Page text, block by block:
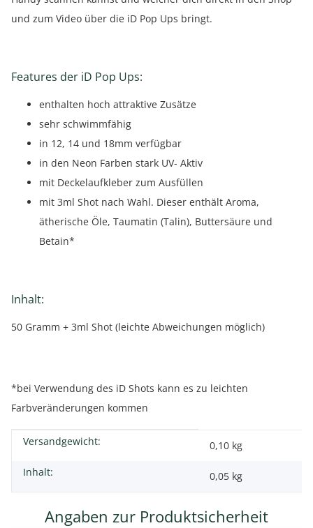
und zum Video über die iD Pop Ups bringt.
Features der iD Pop Ups:
enthalten hoch attraktive Zusätze
sehr schwimmfähig
in 12, 14 und 18mm verfügbar
in den Neon Farben stark UV- Aktiv
mit Deckelaufkleber zum Ausfüllen
mit 3ml Shot nach Wahl. Dieser enthält Aroma,
ätherische Öle, Taumatin (Talin), Buttersäure und
Betain*
Inhalt:
50 Gramm + 3ml Shot (leichte Abweichungen möglich)
*bei Verwendung des iD Shots kann es zu leichten
Farbveränderungen kommen
Produkteigenschaft
Wert
Versandgewicht:
0,10 kg
Inhalt:
0,05 kg
Angaben zur Produktsicherheit